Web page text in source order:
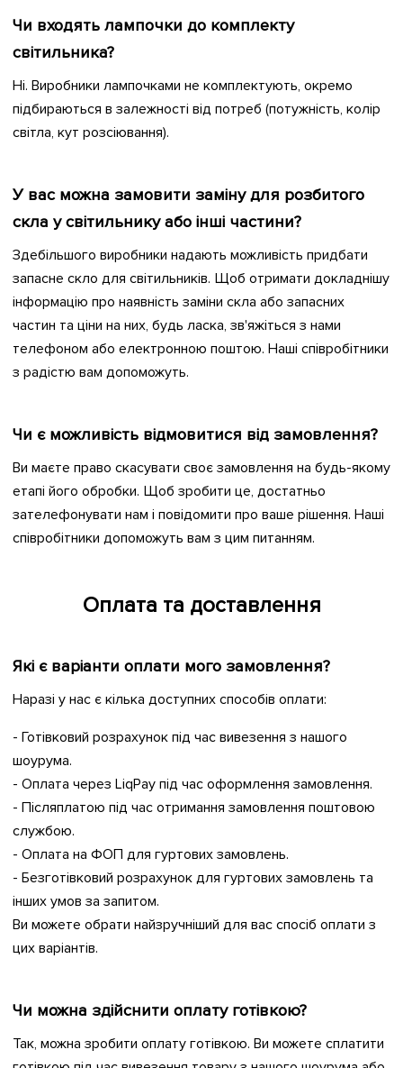
Чи входять лампочки до комплекту
світильника?
Ні. Виробники лампочками не комплектують, окремо
підбираються в залежності від потреб (потужність, колір
світла, кут розсіювання).
У вас можна замовити заміну для розбитого
скла у світильнику або інші частини?
Здебільшого виробники надають можливість придбати
запасне скло для світильників. Щоб отримати докладнішу
інформацію про наявність заміни скла або запасних
частин та ціни на них, будь ласка, зв'яжіться з нами
телефоном або електронною поштою. Наші співробітники
з радістю вам допоможуть.
Чи є можливість відмовитися від замовлення?
Ви маєте право скасувати своє замовлення на будь-якому
етапі його обробки. Щоб зробити це, достатньо
зателефонувати нам і повідомити про ваше рішення. Наші
співробітники допоможуть вам з цим питанням.
Оплата та доставлення
Які є варіанти оплати мого замовлення?
Наразі у нас є кілька доступних способів оплати:
- Готівковий розрахунок під час вивезення з нашого
шоурума.
- Оплата через LiqPay під час оформлення замовлення.
- Післяплатою під час отримання замовлення поштовою
службою.
- Оплата на ФОП для гуртових замовлень.
- Безготівковий розрахунок для гуртових замовлень та
інших умов за запитом.
Ви можете обрати найзручніший для вас спосіб оплати з
цих варіантів.
Чи можна здійснити оплату готівкою?
Так, можна зробити оплату готівкою. Ви можете сплатити